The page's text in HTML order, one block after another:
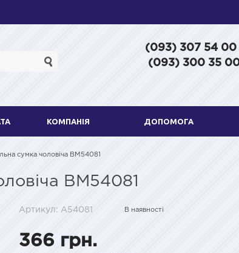
(093) 307 54 00
(093) 300 35 00
КОМПАНІЯ ДОПОМОГА
сумка чоловіча BM54081
BM54081
Артикул: A54081 В наявності
366 грн.